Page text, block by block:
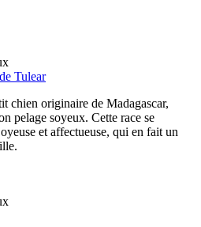
Tulear
chien originaire de Madagascar,
pelage soyeux. Cette race se
et affectueuse, qui en fait un